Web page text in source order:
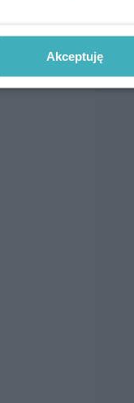
Akceptuję